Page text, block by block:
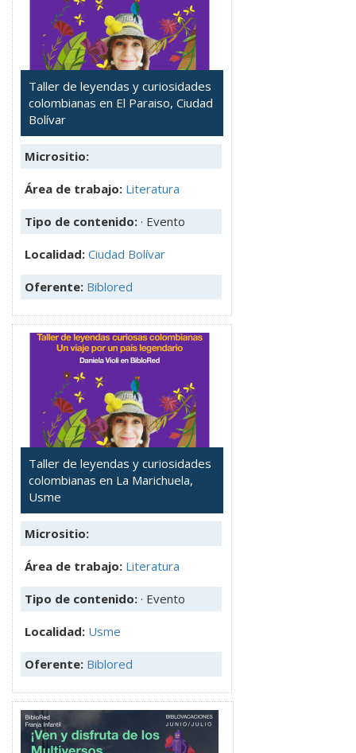
Taller de leyendas y curiosidades
colombianas en El Paraiso, Ciudad
Bolívar
Micrositio:
Área de trabajo: Literatura
Tipo de contenido: · Evento
Localidad: Ciudad Bolívar
Oferente: Biblored
Taller de leyendas y curiosidades
colombianas en La Marichuela,
Usme
Micrositio:
Área de trabajo: Literatura
Tipo de contenido: · Evento
Localidad: Usme
Oferente: Biblored